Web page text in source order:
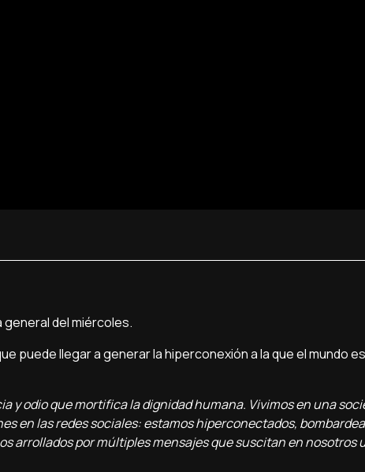
general del miércoles.
puede llegar a generar la hiperconexión a la que el mundo
y odio que mortifica la dignidad humana. Vivimos en una
en las redes sociales: estamos hiperconectados,
arrollados por múltiples mensajes que suscitan en nosotros